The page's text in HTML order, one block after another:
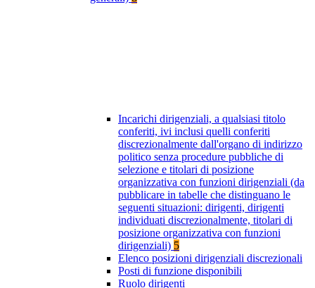
Incarichi dirigenziali, a qualsiasi titolo
conferiti, ivi inclusi quelli conferiti
discrezionalmente dall'organo di indirizzo
politico senza procedure pubbliche di
selezione e titolari di posizione
organizzativa con funzioni dirigenziali (da
pubblicare in tabelle che distinguano le
seguenti situazioni: dirigenti, dirigenti
individuati discrezionalmente, titolari di
posizione organizzativa con funzioni
dirigenziali) 5
Elenco posizioni dirigenziali discrezionali
Posti di funzione disponibili
Ruolo dirigenti